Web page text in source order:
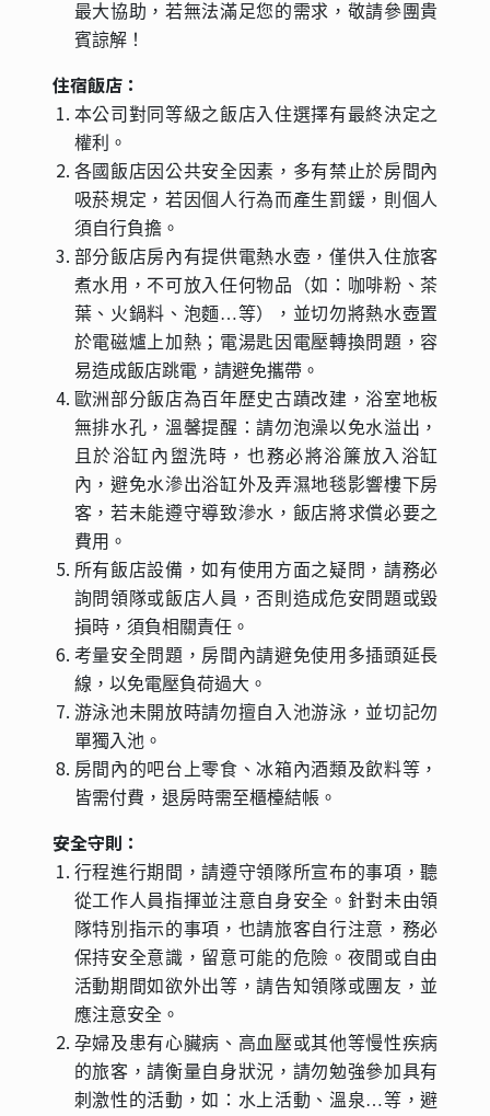
最大協助，若無法滿足您的需求，敬請參團貴
賓諒解！
住宿飯店：
本公司對同等級之飯店入住選擇有最終決定之
權利。
各國飯店因公共安全因素，多有禁止於房間內
吸菸規定，若因個人行為而產生罰鍰，則個人
須自行負擔。
部分飯店房內有提供電熱水壺，僅供入住旅客
煮水用，不可放入任何物品（如：咖啡粉、茶
葉、火鍋料、泡麵…等），並切勿將熱水壺置
於電磁爐上加熱；電湯匙因電壓轉換問題，容
易造成飯店跳電，請避免攜帶。
歐洲部分飯店為百年歷史古蹟改建，浴室地板
無排水孔，溫馨提醒：請勿泡澡以免水溢出，
且於浴缸內盥洗時，也務必將浴簾放入浴缸
內，避免水滲出浴缸外及弄濕地毯影響樓下房
客，若未能遵守導致滲水，飯店將求償必要之
費用。
所有飯店設備，如有使用方面之疑問，請務必
詢問領隊或飯店人員，否則造成危安問題或毀
損時，須負相關責任。
考量安全問題，房間內請避免使用多插頭延長
線，以免電壓負荷過大。
游泳池未開放時請勿擅自入池游泳，並切記勿
單獨入池。
房間內的吧台上零食、冰箱內酒類及飲料等，
皆需付費，退房時需至櫃檯結帳。
安全守則：
行程進行期間，請遵守領隊所宣布的事項，聽
從工作人員指揮並注意自身安全。針對未由領
隊特別指示的事項，也請旅客自行注意，務必
保持安全意識，留意可能的危險。夜間或自由
活動期間如欲外出等，請告知領隊或團友，並
應注意安全。
孕婦及患有心臟病、高血壓或其他等慢性疾病
的旅客，請衡量自身狀況，請勿勉強參加具有
刺激性的活動，如：水上活動、溫泉…等，避